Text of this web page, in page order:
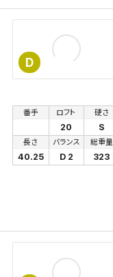
D
番手 ロフト
20
硬さ
S
長さ
40.25
バランス
D 2
総重量
323